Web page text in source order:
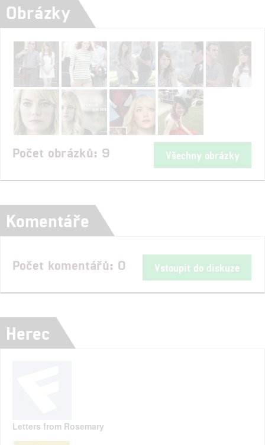
Obrázky
Počet obrázků: 9 Všechny obrázky
Komentáře
Počet komentářů: 0 Vstoupit do diskuze
Herec
Letters from Rosemary